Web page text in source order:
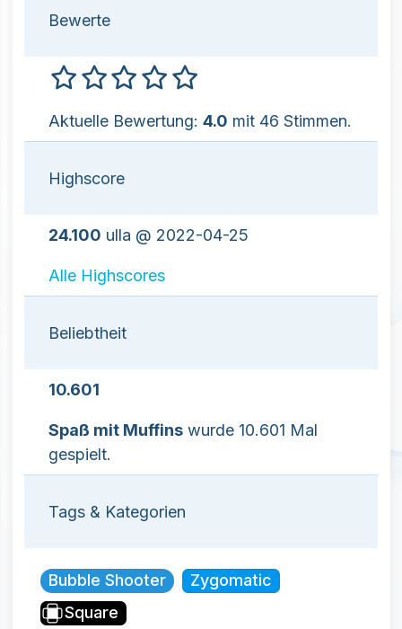
Bewerte
Aktuelle Bewertung: 4.0 mit 46 Stimmen.
Highscore
24.100 ulla @ 2022-04-25
Alle Highscores
Beliebtheit
10.601
Spaß mit Muffins wurde 10.601 Mal
gespielt.
Tags & Kategorien
Bubble Shooter
Zygomatic
Square